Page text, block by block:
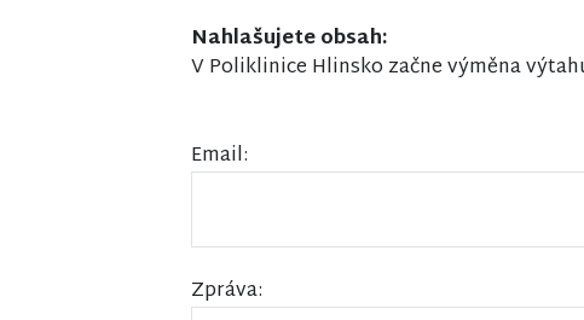
Nahlašujete obsah:
V Poliklinice Hlinsko začne výměna
Email:
Zpráva: